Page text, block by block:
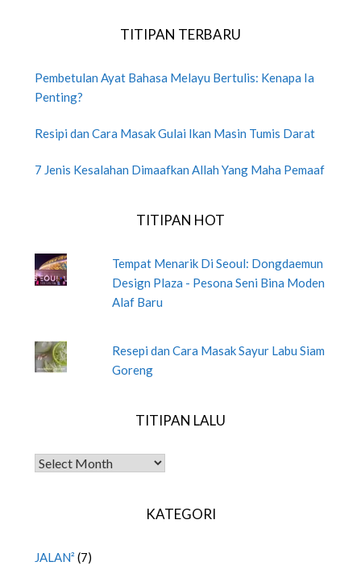
TITIPAN TERBARU
Pembetulan Ayat Bahasa Melayu Bertulis: Kenapa Ia
Penting?
Resipi dan Cara Masak Gulai Ikan Masin Tumis Darat
7 Jenis Kesalahan Dimaafkan Allah Yang Maha Pemaaf
TITIPAN HOT
Tempat Menarik Di Seoul: Dongdaemun
Design Plaza - Pesona Seni Bina Moden
Alaf Baru
Resepi dan Cara Masak Sayur Labu Siam
Goreng
TITIPAN LALU
TITIPAN LALU
KATEGORI
JALAN² (7)